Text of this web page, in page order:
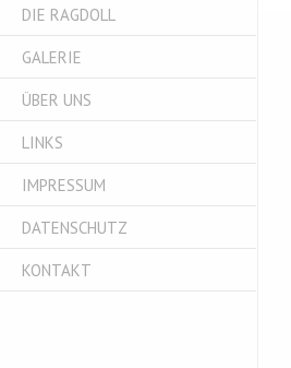
DIE RAGDOLL
GALERIE
ÜBER UNS
LINKS
IMPRESSUM
DATENSCHUTZ
KONTAKT